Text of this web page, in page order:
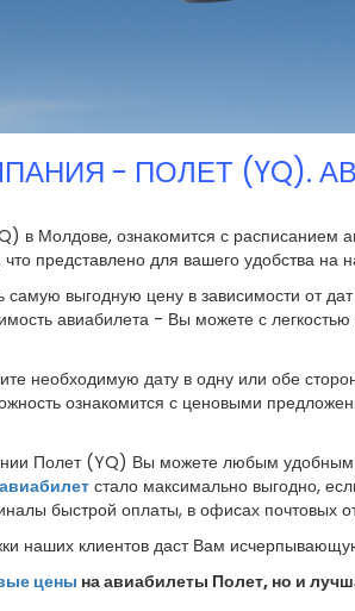
- ПОЛЕТ (YQ).
в Молдове, ознакомится с расписанием
представлено для вашего удобства на
выгодную цену в зависимости от
авиабилета - Вы можете с
необходимую дату в одну или обе
ознакомится с ценовыми
Полет (YQ) Вы можете любым
стало максимально выгодно,
быстрой оплаты, в офисах почтовых
наших клиентов даст Вам
цены на авиабилеты Полет, но и